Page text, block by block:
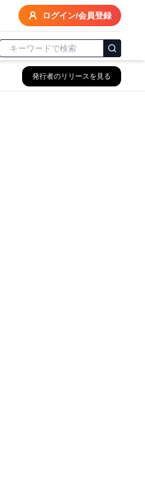
ログイン/会員登録
発行者のリリースを見る